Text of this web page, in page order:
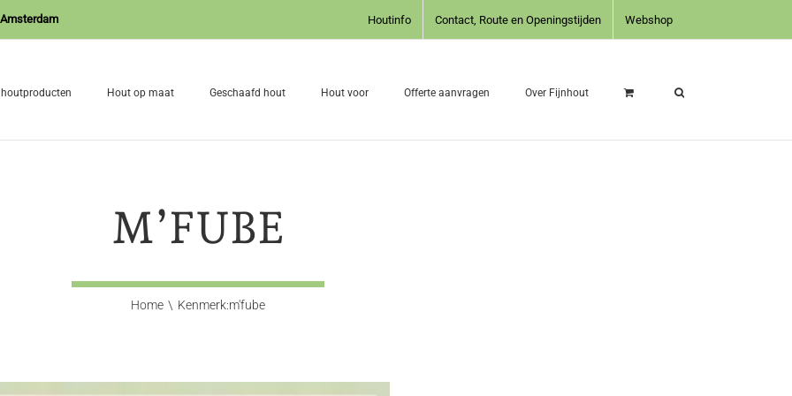
Houtinfo Contact, Route en Openingstijden Webshop
Hout op maat Geschaafd hout Hout voor Offerte aanvragen Over Fijnhout
M’FUBE
Home Kenmerk:m'fube